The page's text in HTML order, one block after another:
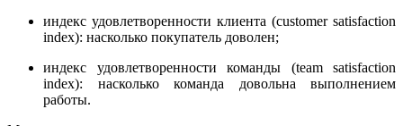
индекс удовлетворенности клиента (customer satisfaction
index): насколько покупатель доволен;
индекс удовлетворенности команды (team satisfaction
index): насколько команда довольна выполнением
работы.